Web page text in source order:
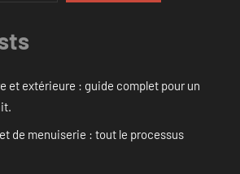
et extérieure : guide complet pour un
de menuiserie : tout le processus